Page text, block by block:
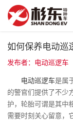
如何保养电动巡
发布者：电动巡逻车
电动巡逻车是属
的警官们提供了不少
护，轮胎可谓是其中
需要时刻关心留意，